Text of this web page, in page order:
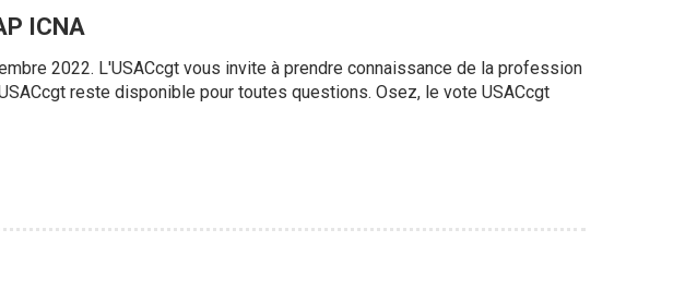
ICNA
2022. L'USACcgt vous invite à prendre connaissance de la profession
reste disponible pour toutes questions. Osez, le vote USACcgt